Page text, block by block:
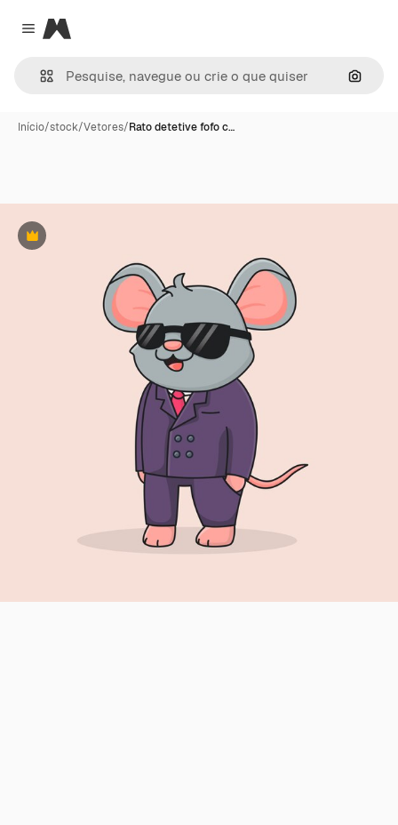
Close menu
Magnific
Início/stock/Vetores/Rato detetive fofo c…
Premium